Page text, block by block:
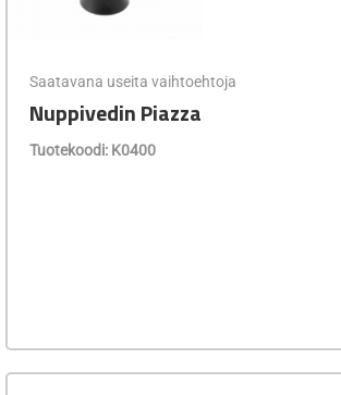
Saatavana useita vaihtoehtoja
Nuppivedin Piazza
Tuotekoodi: K0400